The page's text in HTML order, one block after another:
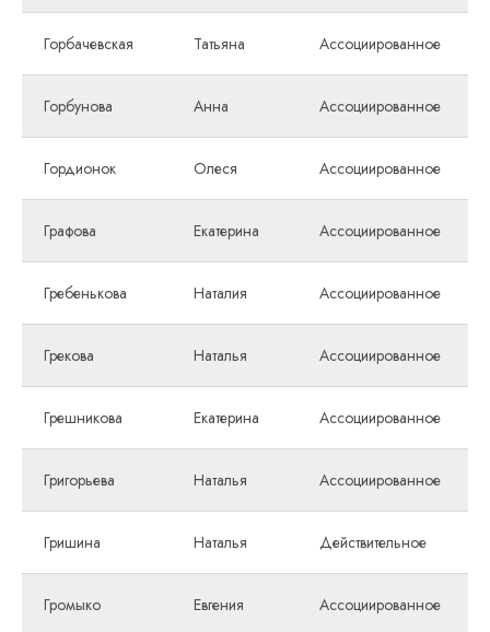
Горбачевская Татьяна Ассоциированное
Горбунова Анна Ассоциированное
Гордионок Олеся Ассоциированное
Графова Екатерина Ассоциированное
Гребенькова Наталия Ассоциированное
Грекова Наталья Ассоциированное
Грешникова Екатерина Ассоциированное
Григорьева Наталья Ассоциированное
Гришина Наталья Действительное
Громыко Евгения Ассоциированное